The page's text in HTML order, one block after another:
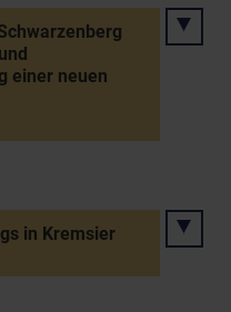
einer neuen
in Kremsier